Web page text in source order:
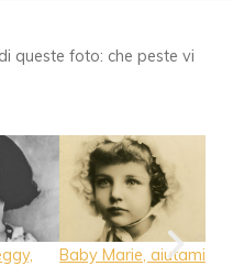
queste foto: che peste vi
Baby Marie, aiutami